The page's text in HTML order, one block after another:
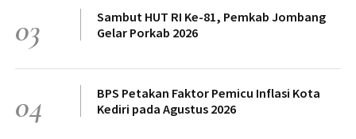
03
Sambut HUT RI Ke-81, Pemkab Jombang
Gelar Porkab 2026
04
BPS Petakan Faktor Pemicu Inflasi Kota
Kediri pada Agustus 2026